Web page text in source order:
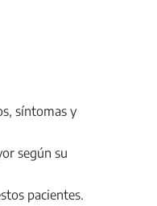
síntomas y
según su
pacientes.